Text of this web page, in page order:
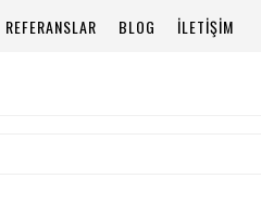
REFERANSLAR BLOG İLETİŞİM